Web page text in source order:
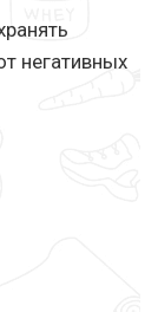
негативных